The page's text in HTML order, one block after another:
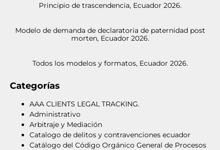
Principio de trascendencia, Ecuador 2026.
Modelo de demanda de declaratoria de paternidad post
morten, Ecuador 2026.
Todos los modelos y formatos, Ecuador 2026.
Categorías
AAA CLIENTS LEGAL TRACKING.
Administrativo
Arbitraje y Mediación
Catalogo de delitos y contravenciones ecuador
Catálogo del Código Orgánico General de Procesos